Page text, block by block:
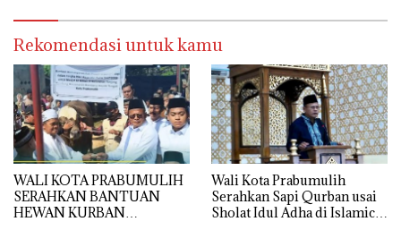
Rekomendasi untuk kamu
WALI KOTA PRABUMULIH
SERAHKAN BANTUAN
HEWAN KURBAN
Wali Kota Prabumulih
Serahkan Sapi Qurban usai
Sholat Idul Adha di Islamic